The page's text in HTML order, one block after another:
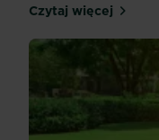
Czytaj więcej5 sposobów